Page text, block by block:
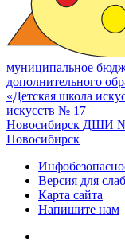
муниципальное
дополнительного
«Детская школа
искусств № 17
Новосибирск ДШИ
Новосибирск
Версия для
Карта сайта
Напишите нам